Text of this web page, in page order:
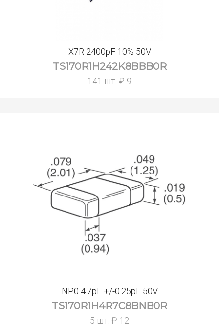
X7R 2400pF 10% 50V
TS170R1H242K8BBB0R
141 шт. ₽ 9
NP0 4.7pF +/-0.25pF 50V
TS170R1H4R7C8BNB0R
5 шт. ₽ 12